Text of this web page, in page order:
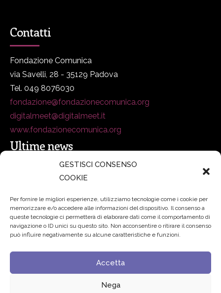
GESTISCI CONSENSO
COOKIE
Per fornire le migliori esperienze, utilizziamo tecnologie come i cookie per
memorizzare e/o accedere alle informazioni del dispositivo. Il consenso a
queste tecnologie ci permetterà di elaborare dati come il comportamento di
navigazione o ID unici su questo sito. Non acconsentire o ritirare il consenso
può influire negativamente su alcune caratteristiche e funzioni.
Accetta
Nega
Contatti
Fondazione Comunica
via Savelli, 28 - 35129 Padova
Tel. 049 8076030
fondazione@fondazionecomunica.org
digitalmeet@digitalmeet.it
www.fondazionecomunica.org
Ultime news
secsolutionforum 2026: è Bologna la nuova capitale
Padre Benanti: «Intelligenza artificiale? Contro i nuovi
algoritmi del potere serve una governance condivisa»
Edvance – Digital Education Hub Higher Education